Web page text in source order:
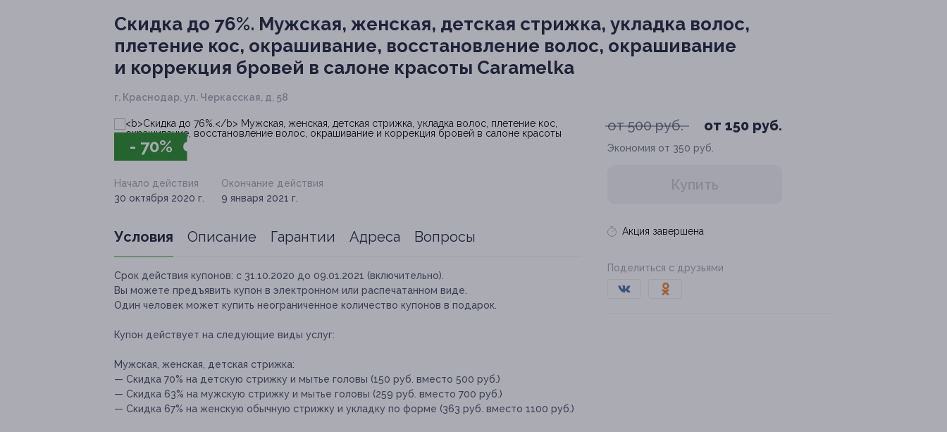
Скидка до 76%. Мужская, женская, детская стрижка, укладка волос,
плетение кос, окрашивание, восстановление волос, окрашивание
и коррекция бровей в салоне красоты Caramelka
г. Краснодар, ул. Черкасская, д. 58
- 70%
от 500 руб. от 150 руб.
Экономия от 350 руб.
Купить
Акция завершена
Поделиться с друзьями
Начало действия
30 октября 2020 г.
Окончание действия
9 января 2021 г.
Условия Описание Гарантии Адреса Вопросы
Срок действия купонов: с 31.10.2020 до 09.01.2021 (включительно).
Вы можете предъявить купон в электронном или распечатанном виде.
Один человек может купить неограниченное количество купонов в подарок.
Купон действует на следующие виды услуг:
Мужская, женская, детская стрижка:
— Скидка 70% на детскую стрижку и мытье головы (150 руб. вместо 500 руб.)
— Скидка 63% на мужскую стрижку и мытье головы (259 руб. вместо 700 руб.)
— Скидка 67% на женскую обычную стрижку и укладку по форме (363 руб. вместо 1100 руб.)